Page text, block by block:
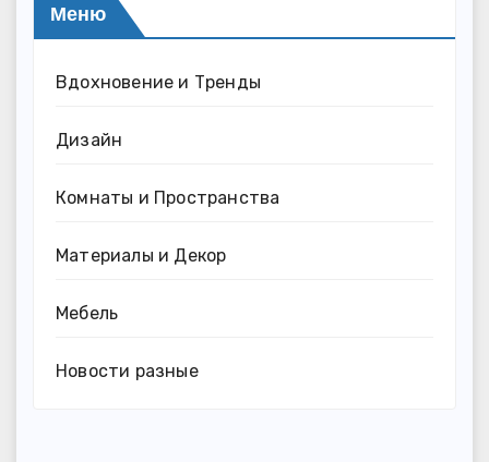
Меню
Вдохновение и Тренды
Дизайн
Комнаты и Пространства
Материалы и Декор
Мебель
Новости разные